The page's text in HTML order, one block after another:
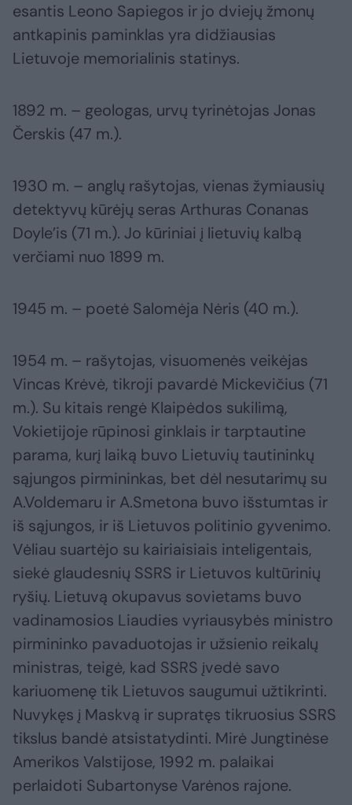
esantis Leono Sapiegos ir jo dviejų žmonų
antkapinis paminklas yra didžiausias
Lietuvoje memorialinis statinys.
1892 m. – geologas, urvų tyrinėtojas Jonas
Čerskis (47 m.).
1930 m. – anglų rašytojas, vienas žymiausių
detektyvų kūrėjų seras Arthuras Conanas
Doyle’is (71 m.). Jo kūriniai į lietuvių kalbą
verčiami nuo 1899 m.
1945 m. – poetė Salomėja Nėris (40 m.).
1954 m. – rašytojas, visuomenės veikėjas
Vincas Krėvė, tikroji pavardė Mickevičius (71
m.). Su kitais rengė Klaipėdos sukilimą,
Vokietijoje rūpinosi ginklais ir tarptautine
parama, kurį laiką buvo Lietuvių tautininkų
sąjungos pirmininkas, bet dėl nesutarimų su
A.Voldemaru ir A.Smetona buvo išstumtas ir
iš sąjungos, ir iš Lietuvos politinio gyvenimo.
Vėliau suartėjo su kairiaisiais inteligentais,
siekė glaudesnių SSRS ir Lietuvos kultūrinių
ryšių. Lietuvą okupavus sovietams buvo
vadinamosios Liaudies vyriausybės ministro
pirmininko pavaduotojas ir užsienio reikalų
ministras, teigė, kad SSRS įvedė savo
kariuomenę tik Lietuvos saugumui užtikrinti.
Nuvykęs į Maskvą ir supratęs tikruosius SSRS
tikslus bandė atsistatydinti. Mirė Jungtinėse
Amerikos Valstijose, 1992 m. palaikai
perlaidoti Subartonyse Varėnos rajone.